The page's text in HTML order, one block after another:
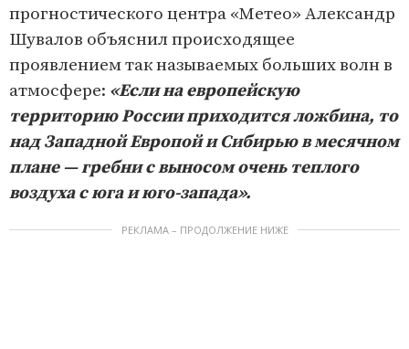
прогностического центра «Метео» Александр
Шувалов объяснил происходящее
проявлением так называемых больших волн в
атмосфере: «Если на европейскую
территорию России приходится ложбина, то
над Западной Европой и Сибирью в месячном
плане — гребни с выносом очень теплого
воздуха с юга и юго-запада».
РЕКЛАМА – ПРОДОЛЖЕНИЕ НИЖЕ